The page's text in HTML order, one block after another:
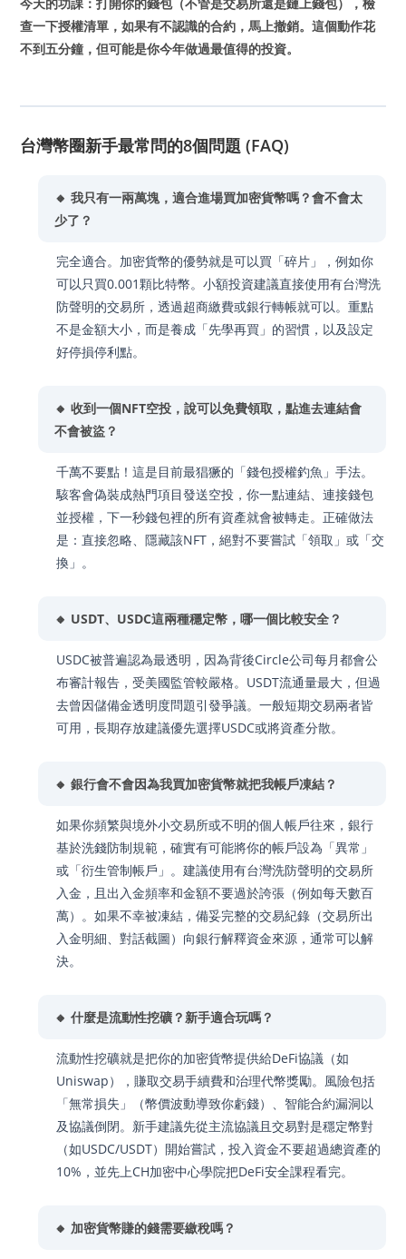
查一下授權清單，如果有不認識的合約，馬上撤銷。這個動作花
不到五分鐘，但可能是你今年做過最值得的投資。
台灣幣圈新手最常問的8個問題 (FAQ)
🔸 我只有一兩萬塊，適合進場買加密貨幣嗎？會不會太
少了？
完全適合。加密貨幣的優勢就是可以買「碎片」，例如你
可以只買0.001顆比特幣。小額投資建議直接使用有台灣洗
防聲明的交易所，透過超商繳費或銀行轉帳就可以。重點
不是金額大小，而是養成「先學再買」的習慣，以及設定
好停損停利點。
🔸 收到一個NFT空投，說可以免費領取，點進去連結會
不會被盜？
千萬不要點！這是目前最猖獗的「錢包授權釣魚」手法。
駭客會偽裝成熱門項目發送空投，你一點連結、連接錢包
並授權，下一秒錢包裡的所有資產就會被轉走。正確做法
是：直接忽略、隱藏該NFT，絕對不要嘗試「領取」或「交
換」。
🔸 USDT、USDC這兩種穩定幣，哪一個比較安全？
USDC被普遍認為最透明，因為背後Circle公司每月都會公
布審計報告，受美國監管較嚴格。USDT流通量最大，但過
去曾因儲備金透明度問題引發爭議。一般短期交易兩者皆
可用，長期存放建議優先選擇USDC或將資產分散。
🔸 銀行會不會因為我買加密貨幣就把我帳戶凍結？
如果你頻繁與境外小交易所或不明的個人帳戶往來，銀行
基於洗錢防制規範，確實有可能將你的帳戶設為「異常」
或「衍生管制帳戶」。建議使用有台灣洗防聲明的交易所
入金，且出入金頻率和金額不要過於誇張（例如每天數百
萬）。如果不幸被凍結，備妥完整的交易紀錄（交易所出
入金明細、對話截圖）向銀行解釋資金來源，通常可以解
決。
🔸 什麼是流動性挖礦？新手適合玩嗎？
流動性挖礦就是把你的加密貨幣提供給DeFi協議（如
Uniswap），賺取交易手續費和治理代幣獎勵。風險包括
「無常損失」（幣價波動導致你虧錢）、智能合約漏洞以
及協議倒閉。新手建議先從主流協議且交易對是穩定幣對
（如USDC/USDT）開始嘗試，投入資金不要超過總資產的
10%，並先上CH加密中心學院把DeFi安全課程看完。
🔸 加密貨幣賺的錢需要繳稅嗎？